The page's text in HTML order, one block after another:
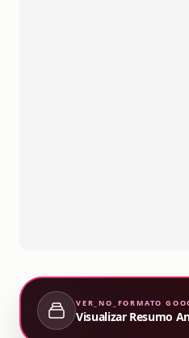
VER_NO_FORMATO
Visualizar Resumo